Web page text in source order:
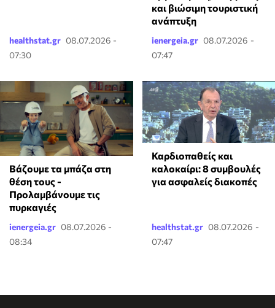
healthstat.gr 08.07.2026 -
07:30
και βιώσιμη τουριστική
ανάπτυξη
ienergeia.gr 08.07.2026 -
07:47
Βάζουμε τα μπάζα στη
θέση τους -
Προλαμβάνουμε τις
πυρκαγιές
ienergeia.gr 08.07.2026 -
08:34
Καρδιοπαθείς και
καλοκαίρι: 8 συμβουλές
για ασφαλείς διακοπές
healthstat.gr 08.07.2026 -
07:47